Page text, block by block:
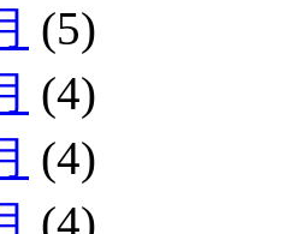
(5)
(4)
(4)
(4)